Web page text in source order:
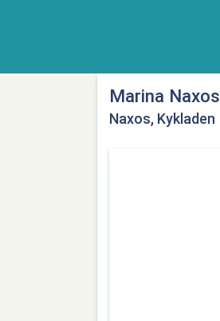
Marina Naxos
Naxos, Kykladen